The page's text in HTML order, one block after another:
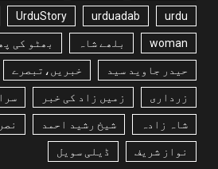
urdu
urduadab
UrduStory
woman بلھے شاہ بھٹو کی
حیدر جاوید سید خبریں،تبصرے
زرداری زمیں زاد کی خبر
شاہ زادہ شیخ رشید احمد
نواز شریف ڈیلی سویل